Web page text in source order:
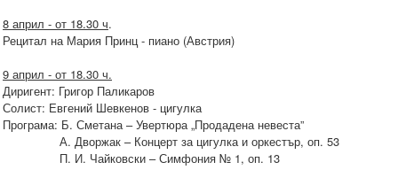
8 април - от 18.30 ч.
Рецитал на Мария Принц - пиано (Австрия)
9 април - от 18.30 ч.
Диригент: Григор Паликаров
Солист: Евгений Шевкенов - цигулка
Програма: Б. Сметана – Увертюра „Продадена невеста”
А. Дворжак – Концерт за цигулка и оркестър, оп. 53
П. И. Чайковски – Симфония № 1, оп. 13